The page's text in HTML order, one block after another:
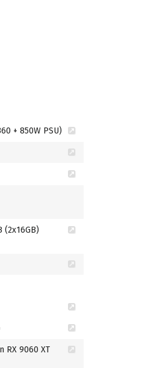
+ 850W PSU)
(2x16GB)
RX 9060 XT